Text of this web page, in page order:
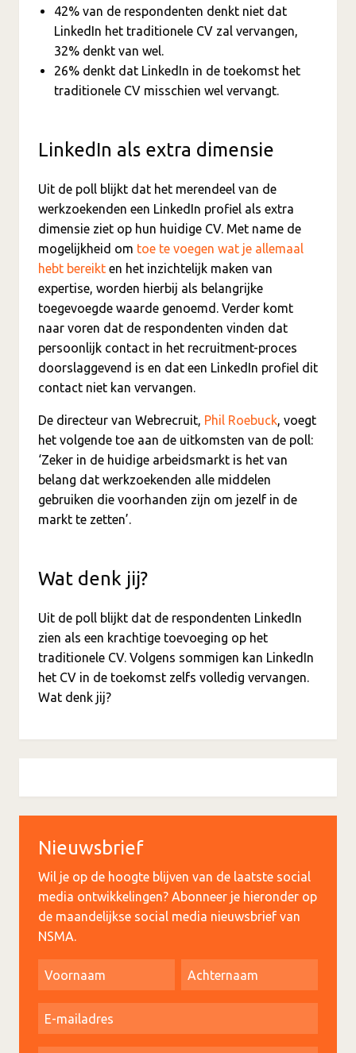
42% van de respondenten denkt niet dat
LinkedIn het traditionele CV zal vervangen,
32% denkt van wel.
26% denkt dat LinkedIn in de toekomst het
traditionele CV misschien wel vervangt.
LinkedIn als extra dimensie
Uit de poll blijkt dat het merendeel van de
werkzoekenden een LinkedIn profiel als extra
dimensie ziet op hun huidige CV. Met name de
mogelijkheid om toe te voegen wat je allemaal
hebt bereikt en het inzichtelijk maken van
expertise, worden hierbij als belangrijke
toegevoegde waarde genoemd. Verder komt
naar voren dat de respondenten vinden dat
persoonlijk contact in het recruitment-proces
doorslaggevend is en dat een LinkedIn profiel dit
contact niet kan vervangen.
De directeur van Webrecruit, Phil Roebuck, voegt
het volgende toe aan de uitkomsten van de poll:
‘Zeker in de huidige arbeidsmarkt is het van
belang dat werkzoekenden alle middelen
gebruiken die voorhanden zijn om jezelf in de
markt te zetten’.
Wat denk jij?
Uit de poll blijkt dat de respondenten LinkedIn
zien als een krachtige toevoeging op het
traditionele CV. Volgens sommigen kan LinkedIn
het CV in de toekomst zelfs volledig vervangen.
Wat denk jij?
Nieuwsbrief
Wil je op de hoogte blijven van de laatste social
media ontwikkelingen? Abonneer je hieronder op
de maandelijkse social media nieuwsbrief van
NSMA.